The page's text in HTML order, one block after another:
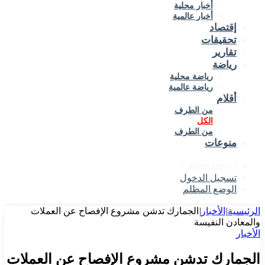
أخبار محلية
أخبار عالمية
إقتصاد
تحقيقات
تقارير
رياضة
رياضة محلية
رياضة عالمية
أقلام
من الطرف
الكل
من الطرف
منوعات
تسجيل الدخول
الوضع المظلم
الرئيسية| الأخبار | الجمارك تدشن مشروع الإفصاح عن العملات
والمعادن النفيسة
الأخبار
الجمارك تدشن مشروع الإفصاح عن العملات